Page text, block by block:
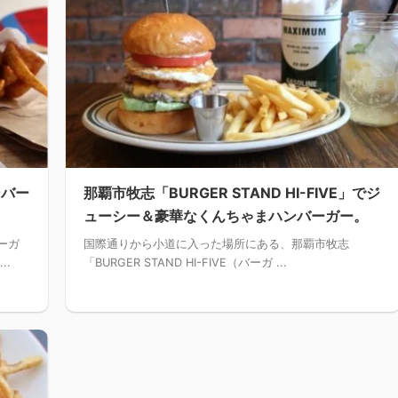
ー
ガ
那覇市牧志「BURGER STAND HI-FIVE」でジ
ューシー＆豪華なくんちゃまハンバーガー。
国際通りから小道に入った場所にある、那覇市牧志
「BURGER STAND HI-FIVE（バーガ ...